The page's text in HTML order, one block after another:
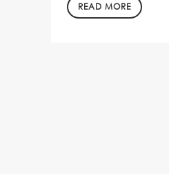
READ MORE